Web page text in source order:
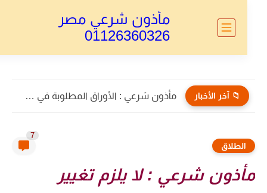
مأذون شرعي مصر
01126360326
📁 آخر الأخبار مأذون شرعي : الأوراق المطلوبة في طلاق الأجانب 2026...
الطلاق
شرعي : لا يلزم تغيير